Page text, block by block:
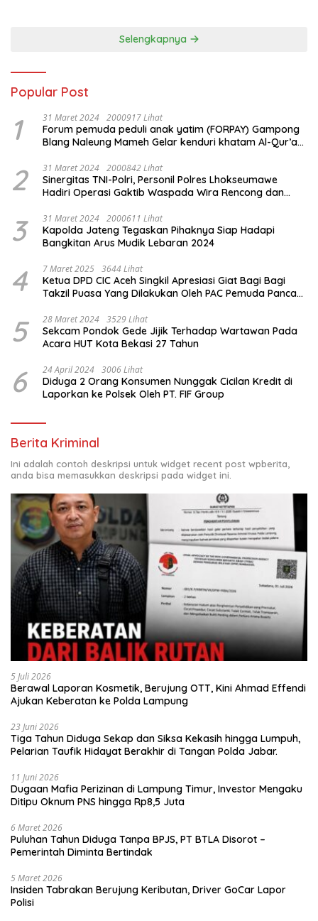
Selengkapnya
Popular Post
1 31 Maret 2024 2000917 Lihat
Forum pemuda peduli anak yatim (FORPAY) Gampong
Blang Naleung Mameh Gelar kenduri khatam Al-Qur’an
2 31 Maret 2024 2000842 Lihat
Sinergitas TNI-Polri, Personil Polres Lhokseumawe
Hadiri Operasi Gaktib Waspada Wira Rencong dan
3 31 Maret 2024 2000611 Lihat
Kapolda Jateng Tegaskan Pihaknya Siap Hadapi
Bangkitan Arus Mudik Lebaran 2024
4 7 Maret 2025 3644 Lihat
Ketua DPD CIC Aceh Singkil Apresiasi Giat Bagi Bagi
Takzil Puasa Yang Dilakukan Oleh PAC Pemuda Panca
Meriah Kabupaten Aceh Singkil
5 28 Maret 2024 3529 Lihat
Sekcam Pondok Gede Jijik Terhadap Wartawan Pada
Acara HUT Kota Bekasi 27 Tahun
6 24 April 2024 3006 Lihat
Diduga 2 Orang Konsumen Nunggak Cicilan Kredit di
Laporkan ke Polsek Oleh PT. FIF Group
Berita Kriminal
Ini adalah contoh deskripsi untuk widget recent post wpberita,
anda bisa memasukkan deskripsi pada widget ini.
5 Juli 2026
Berawal Laporan Kosmetik, Berujung OTT, Kini Ahmad Effendi
Ajukan Keberatan ke Polda Lampung
23 Juni 2026
Tiga Tahun Diduga Sekap dan Siksa Kekasih hingga Lumpuh,
Pelarian Taufik Hidayat Berakhir di Tangan Polda Jabar.
11 Juni 2026
Dugaan Mafia Perizinan di Lampung Timur, Investor Mengaku
Ditipu Oknum PNS hingga Rp8,5 Juta
6 Maret 2026
Puluhan Tahun Diduga Tanpa BPJS, PT BTLA Disorot –
Pemerintah Diminta Bertindak
5 Maret 2026
Insiden Tabrakan Berujung Keributan, Driver GoCar Lapor
Polisi